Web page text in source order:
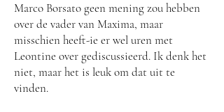
Marco Borsato geen mening zou hebben
over de vader van Maxima, maar
misschien heeft-ie er wel uren met
Leontine over gediscussieerd. Ik denk het
niet, maar het is leuk om dat uit te
vinden.